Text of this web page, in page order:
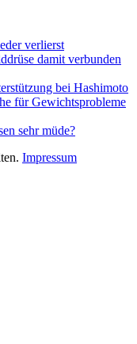
verlierst
damit verbunden
bei Hashimoto
für Gewichtsprobleme
sehr müde?
Impressum